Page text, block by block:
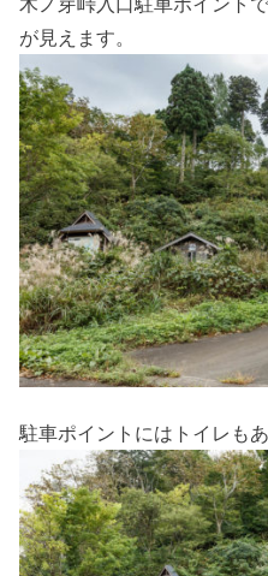
が見えます。
駐車ポイントにはトイレもあ